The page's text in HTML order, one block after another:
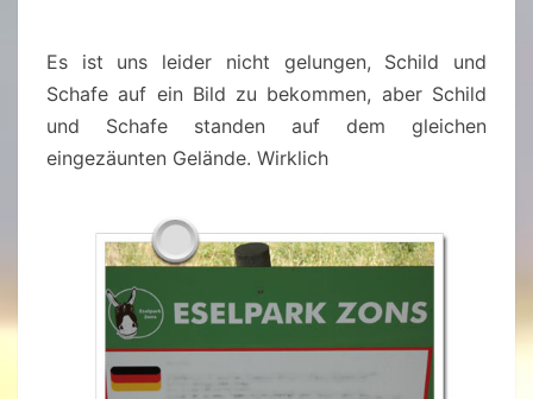
Es ist uns leider nicht gelungen, Schild und
Schafe auf ein Bild zu bekommen, aber Schild
und Schafe standen auf dem gleichen
eingezäunten Gelände. Wirklich